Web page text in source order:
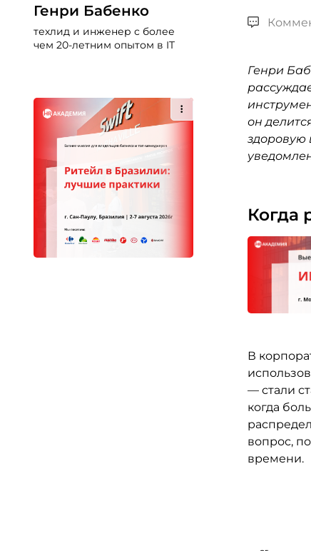
Генри Бабенко
техлид и инженер с более
чем 20-летним опытом в IT
Генри
он
здоровую
Когда
В
— стали
когда
вопрос,
времени.